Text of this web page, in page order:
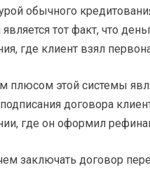
обычного
тот факт, что
где клиент взял
плюсом этой системы
договора
где он оформил
заключать договор